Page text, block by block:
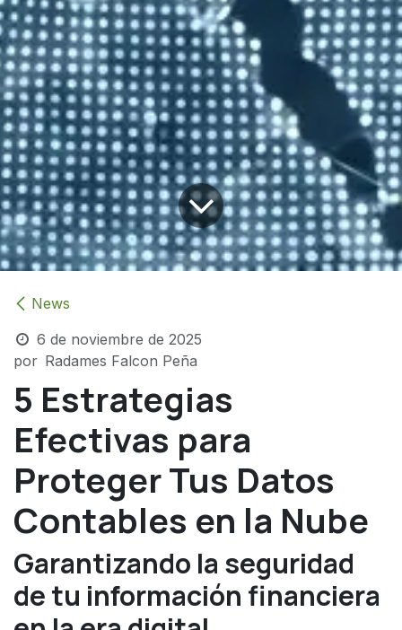
News
6 de noviembre de 2025
por Radames Falcon Peña
5 Estrategias
Efectivas para
Proteger Tus Datos
Contables en la Nube
Garantizando la seguridad
de tu información financiera